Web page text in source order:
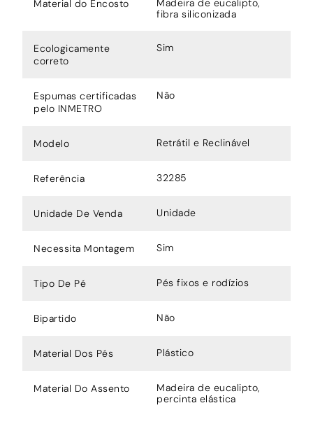
Material do Encosto
Madeira de eucalipto,
fibra siliconizada
Ecologicamente
correto
Sim
Espumas certificadas
pelo INMETRO
Não
Modelo Retrátil e Reclinável
Referência 32285
Unidade De Venda Unidade
Necessita Montagem Sim
Tipo De Pé Pés fixos e rodízios
Bipartido Não
Material Dos Pés Plástico
Material Do Assento
Madeira de eucalipto,
percinta elástica